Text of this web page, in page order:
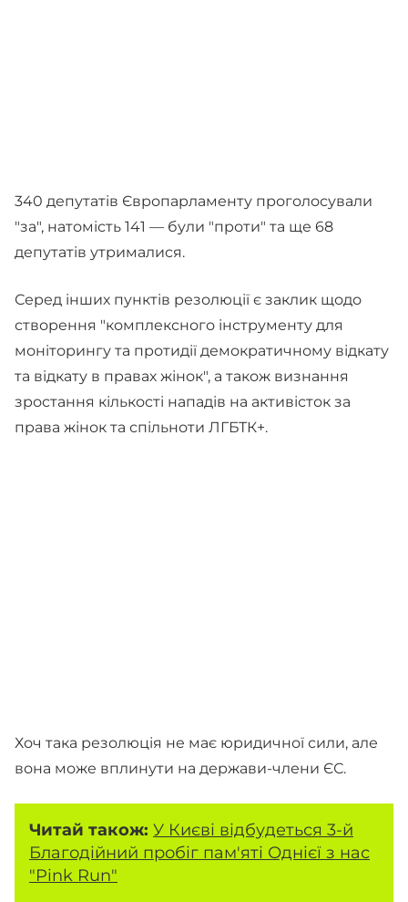
340 депутатів Європарламенту проголосували
"за", натомість 141 — були "проти" та ще 68
депутатів утрималися.
Серед інших пунктів резолюції є заклик щодо
створення "комплексного інструменту для
моніторингу та протидії демократичному відкату
та відкату в правах жінок", а також визнання
зростання кількості нападів на активісток за
права жінок та спільноти ЛГБТК+.
Хоч така резолюція не має юридичної сили, але
вона може вплинути на держави-члени ЄС.
Читай також: У Києві відбудеться 3-й
Благодійний пробіг пам'яті Однієї з нас
"Pink Run"